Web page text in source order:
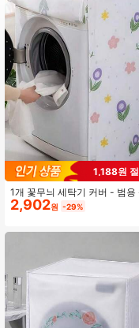
4.88 59K 팔
4.88 59K
59K
4.88 59K 팔
4.88 59K
1,188원
1개 꽃무늬 세탁기 커버 - 범용
로드 세탁기 먼지 커버, 세척하
원단, 세탁실, 가정 장식, 애완
가전제품 커버 (대부분의 브랜
2,902원 -29%